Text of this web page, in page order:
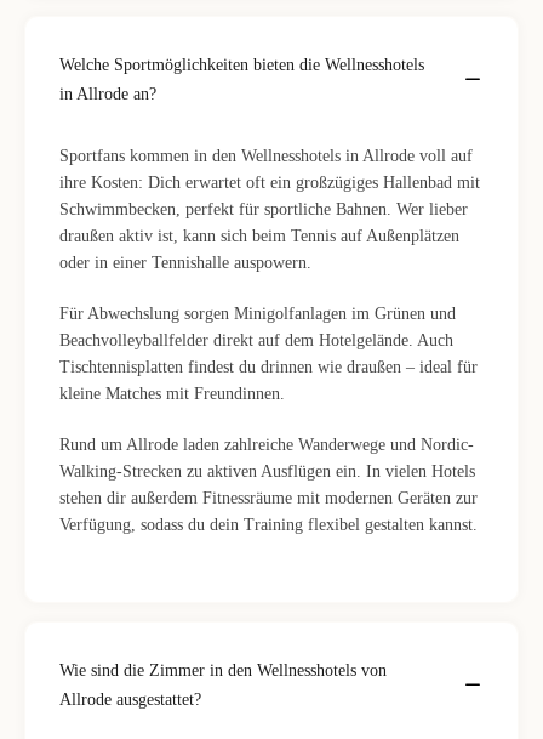
Welche Sportmöglichkeiten bieten die Wellnesshotels
in Allrode an?
Sportfans kommen in den Wellnesshotels in Allrode voll auf
ihre Kosten: Dich erwartet oft ein großzügiges Hallenbad mit
Schwimmbecken, perfekt für sportliche Bahnen. Wer lieber
draußen aktiv ist, kann sich beim Tennis auf Außenplätzen
oder in einer Tennishalle auspowern.
Für Abwechslung sorgen Minigolfanlagen im Grünen und
Beachvolleyballfelder direkt auf dem Hotelgelände. Auch
Tischtennisplatten findest du drinnen wie draußen – ideal für
kleine Matches mit Freundinnen.
Rund um Allrode laden zahlreiche Wanderwege und Nordic-
Walking-Strecken zu aktiven Ausflügen ein. In vielen Hotels
stehen dir außerdem Fitnessräume mit modernen Geräten zur
Verfügung, sodass du dein Training flexibel gestalten kannst.
Wie sind die Zimmer in den Wellnesshotels von
Allrode ausgestattet?